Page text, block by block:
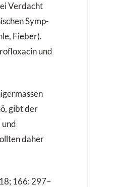
Verdacht
Symp­
Fieber).
und
gibt der
und
daher
166: 297–